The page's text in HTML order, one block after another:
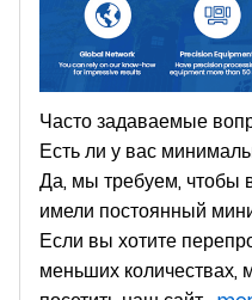
Часто задаваемые
Есть ли у вас
Да, мы требуем, чтобы
имели постоянный
Если вы хотите
меньших